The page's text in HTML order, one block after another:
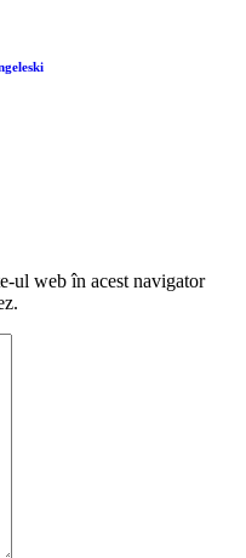
ul web în acest navigator